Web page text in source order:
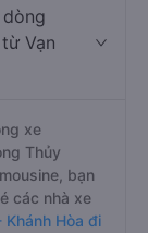
Vạn
xe
Thủy
bạn
các nhà xe
Khánh Hòa đi